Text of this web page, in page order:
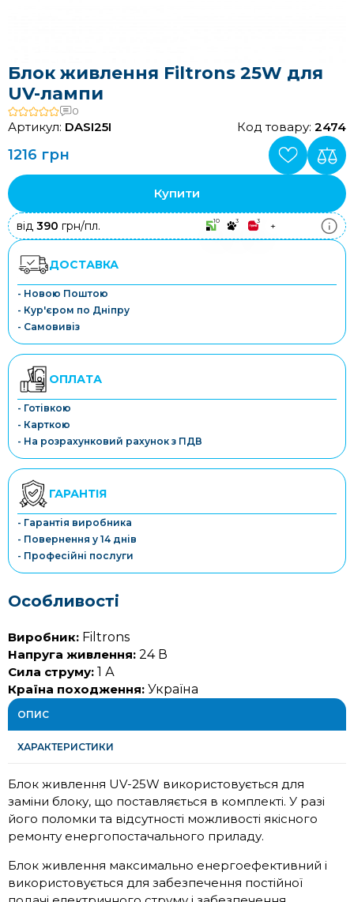
Блок живлення Filtrons 25W для
UV-лампи
0
Артикул: DASI25I Код товару: 2474
1216 грн
Купити
від 390 грн/пл. 10 3 3 +
ДОСТАВКА
- Новою Поштою
- Кур'єром по Дніпру
- Самовивіз
ОПЛАТА
- Готівкою
- Карткою
- На розрахунковий рахунок з ПДВ
ГАРАНТІЯ
- Гарантія виробника
- Повернення у 14 днів
- Професійні послуги
Особливості
Виробник: Filtrons
Напруга живлення: 24 В
Сила струму: 1 А
Країна походження: Україна
ОПИС
ХАРАКТЕРИСТИКИ
Блок живлення UV-25W використовується для
заміни блоку, що поставляється в комплекті. У разі
його поломки та відсутності можливості якісного
ремонту енергопостачального приладу.
Блок живлення максимально енергоефективний і
використовується для забезпечення постійної